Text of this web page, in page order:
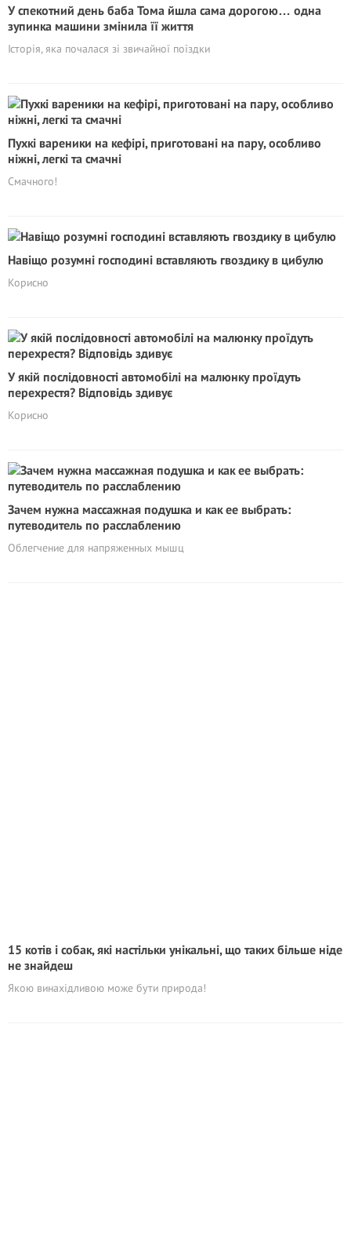
У спекотний день баба Тома йшла сама дорогою… одна
зупинка машини змінила її життя
Історія, яка почалася зі звичайної поїздки
Пухкі вареники на кефірі, приготовані на пару, особливо
ніжні, легкі та смачні
Смачного!
Навіщо розумні господині вставляють гвоздику в цибулю
Корисно
У якій послідовності автомобілі на малюнку проїдуть
перехрестя? Відповідь здивує
Корисно
Зачем нужна массажная подушка и как ее выбрать:
путеводитель по расслаблению
Облегчение для напряженных мышц
15 котів і собак, які настільки унікальні, що таких більше ніде
не знайдеш
Якою винахідливою може бути природа!